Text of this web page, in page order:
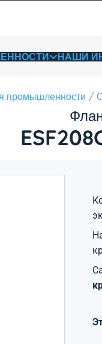
НАШИ
промышленности